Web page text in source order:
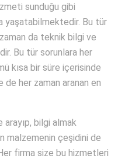
sunduğu gibi
yaşatabilmektedir. Bu tür
da teknik bilgi ve
Bu tür sorunlara her
kısa bir süre içerisinde
her zaman aranan en
bilgi almak
malzemenin çeşidini de
firma size bu hizmetleri